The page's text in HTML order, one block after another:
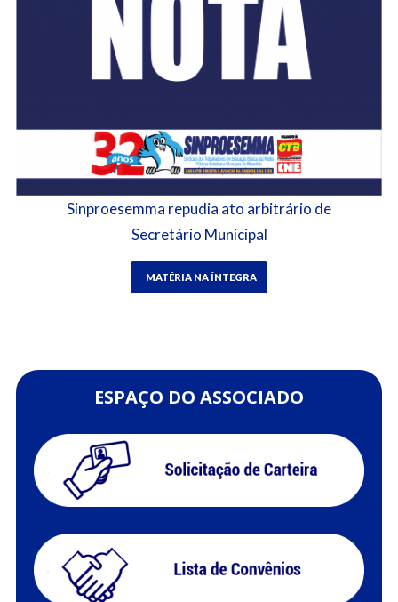
Sinproesemma repudia ato arbitrário de
Secretário Municipal
MATÉRIA NA ÍNTEGRA
ESPAÇO DO ASSOCIADO